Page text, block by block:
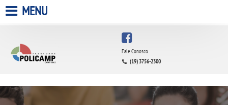
A FACULDADE
MENU
Fale Conosco
(19) 3756-2300